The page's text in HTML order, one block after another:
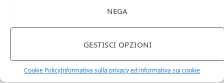
NEGA
GESTISCI OPZIONI
Cookie PolicyInformativa sulla privacy ed informativa sui cookie
DOT Horeca Solutions 1000 Bicchieri PET
usa e getta bicchiere riciclabili per acqua bevande
birra cocktail drink